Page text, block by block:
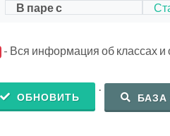
В паре с
- Вся информация об классах и
ОБНОВИТЬ
.
БАЗА